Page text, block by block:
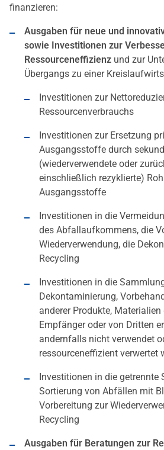
finanzieren:
Ausgaben für neue und
sowie Investitionen zur
Ressourceneffizienz und zur
Übergangs zu einer
Investitionen zur
Ressourcenverbrauchs
Investitionen zur Ersetzung
Ausgangsstoffe durch
(wiederverwendete oder
einschließlich rezyklierte)
Ausgangsstoffe
Investitionen in die
des Abfallaufkommens, die
Wiederverwendung, die
Recycling
Investitionen in die
Dekontaminierung,
anderer Produkte,
Empfänger oder von Dritten
andernfalls nicht verwendet
ressourceneffizient verwertet
Investitionen in die getrennte
Sortierung von Abfällen mit
Vorbereitung zur
Recycling
Ausgaben für Beratungen zur